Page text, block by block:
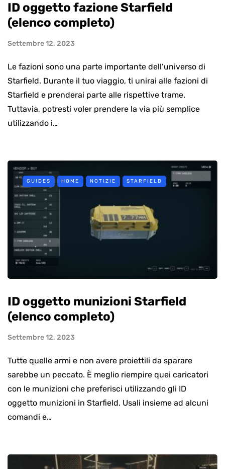
ID oggetto fazione Starfield
(elenco completo)
Settembre 12, 2023
Le fazioni sono una parte importante dell’universo di
Starfield. Durante il tuo viaggio, ti unirai alle fazioni di
Starfield e prenderai parte alle rispettive trame.
Tuttavia, potresti voler prendere la via più semplice
utilizzando i…
GUIDES HOME NOTIZIE STARFIELD
ID oggetto munizioni Starfield
(elenco completo)
Settembre 12, 2023
Tutte quelle armi e non avere proiettili da sparare
sarebbe un peccato. È meglio riempire quei caricatori
con le munizioni che preferisci utilizzando gli ID
oggetto munizioni in Starfield. Usali insieme ad alcuni
comandi e…